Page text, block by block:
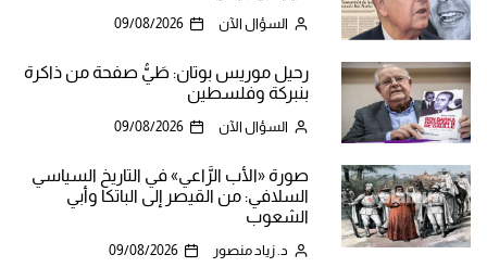
السؤال الآن 09/08/2026
رحيل موريس بوتان: طَيُّ صفحة من ذاكرة
بنبركة وفلسطين
السؤال الآن 09/08/2026
صورة «الأب الرَّاعي» في التاريخ السياسي
السلافي: من القيصر إلى الباتكا وأبي
الشعوب
د. زياد منصور 09/08/2026